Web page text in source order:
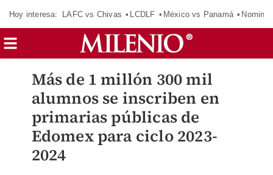
Hoy interesa: LAFC vs Chivas LCDLF México vs Panamá
Más de 1 millón 300 mil
alumnos se inscriben en
primarias públicas de
Edomex para ciclo 2023-
2024